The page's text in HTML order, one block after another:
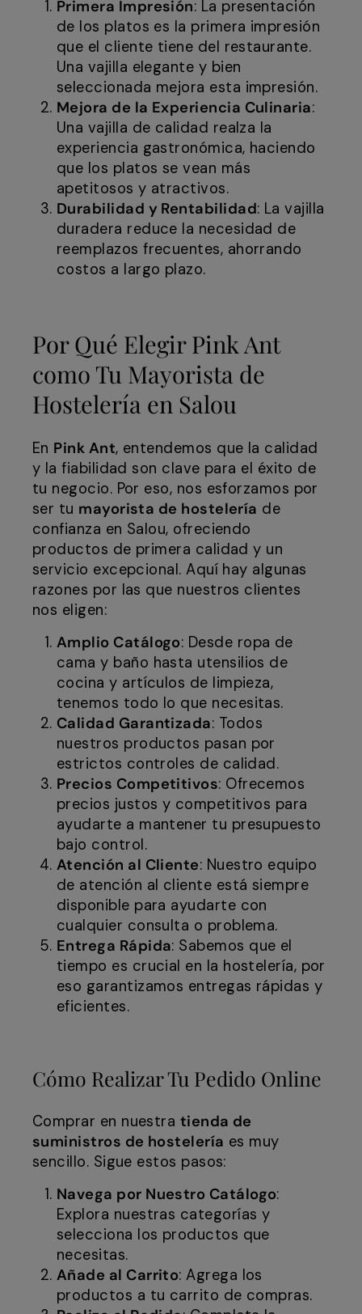
Primera Impresión: La presentación
de los platos es la primera impresión
que el cliente tiene del restaurante.
Una vajilla elegante y bien
seleccionada mejora esta impresión.
Mejora de la Experiencia Culinaria:
Una vajilla de calidad realza la
experiencia gastronómica, haciendo
que los platos se vean más
apetitosos y atractivos.
Durabilidad y Rentabilidad: La vajilla
duradera reduce la necesidad de
reemplazos frecuentes, ahorrando
costos a largo plazo.
Por Qué Elegir Pink Ant
como Tu Mayorista de
Hostelería en Salou
En Pink Ant, entendemos que la calidad
y la fiabilidad son clave para el éxito de
tu negocio. Por eso, nos esforzamos por
ser tu mayorista de hostelería de
confianza en Salou, ofreciendo
productos de primera calidad y un
servicio excepcional. Aquí hay algunas
razones por las que nuestros clientes
nos eligen:
Amplio Catálogo: Desde ropa de
cama y baño hasta utensilios de
cocina y artículos de limpieza,
tenemos todo lo que necesitas.
Calidad Garantizada: Todos
nuestros productos pasan por
estrictos controles de calidad.
Precios Competitivos: Ofrecemos
precios justos y competitivos para
ayudarte a mantener tu presupuesto
bajo control.
Atención al Cliente: Nuestro equipo
de atención al cliente está siempre
disponible para ayudarte con
cualquier consulta o problema.
Entrega Rápida: Sabemos que el
tiempo es crucial en la hostelería, por
eso garantizamos entregas rápidas y
eficientes.
Cómo Realizar Tu Pedido Online
Comprar en nuestra tienda de
suministros de hostelería es muy
sencillo. Sigue estos pasos:
Navega por Nuestro Catálogo:
Explora nuestras categorías y
selecciona los productos que
necesitas.
Añade al Carrito: Agrega los
productos a tu carrito de compras.